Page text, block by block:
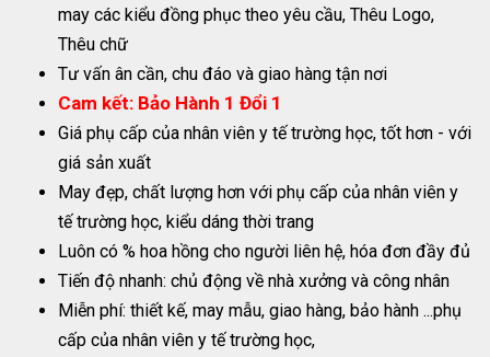
may các kiểu đồng phục theo yêu cầu, Thêu Logo,
Thêu chữ
Tư vấn ân cần, chu đáo và giao hàng tận nơi
Cam kết: Bảo Hành 1 Đổi 1
Giá phụ cấp của nhân viên y tế trường học, tốt hơn - với
giá sản xuất
May đẹp, chất lượng hơn với phụ cấp của nhân viên y
tế trường học, kiểu dáng thời trang
Luôn có % hoa hồng cho người liên hệ, hóa đơn đầy đủ
Tiến độ nhanh: chủ động về nhà xưởng và công nhân
Miễn phí: thiết kế, may mẫu, giao hàng, bảo hành ...phụ
cấp của nhân viên y tế trường học,